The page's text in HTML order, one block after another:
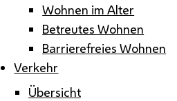
Wohnen im Alter
Betreutes Wohnen
Barrierefreies Wohnen
Verkehr
Übersicht